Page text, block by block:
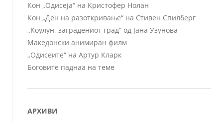
Кон „Одисеја“ на Кристофер Нолан
Кон „Ден на разоткривање“ на Стивен Спилберг
„Коулун, заградениот град“ од Јана Узунова
Македонски анимиран филм
„Одисеите“ на Артур Кларк
Боговите паднаа на теме
АРХИВИ